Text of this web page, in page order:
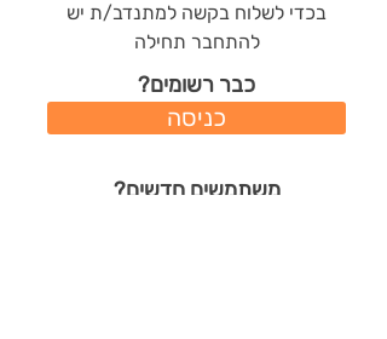
בכדי לשלוח בקשה למתנדב/ת יש
להתחבר תחילה
כבר רשומים?
כניסה
משתמשים חדשים?